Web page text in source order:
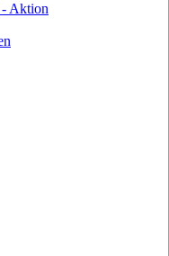
- Aktion